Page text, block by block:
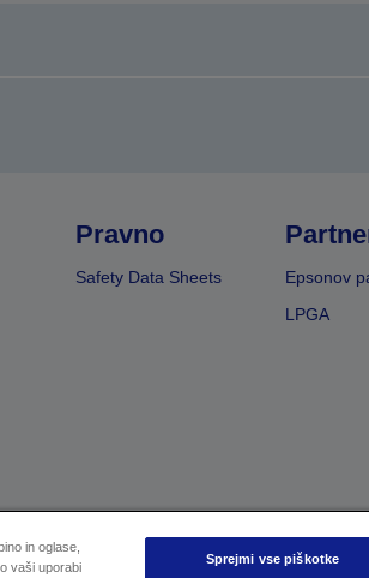
Pravno
Safety Data Sheets
Epsonov
LPGA
in oglase,
vaši uporabi
Sprejmi vse piškotke